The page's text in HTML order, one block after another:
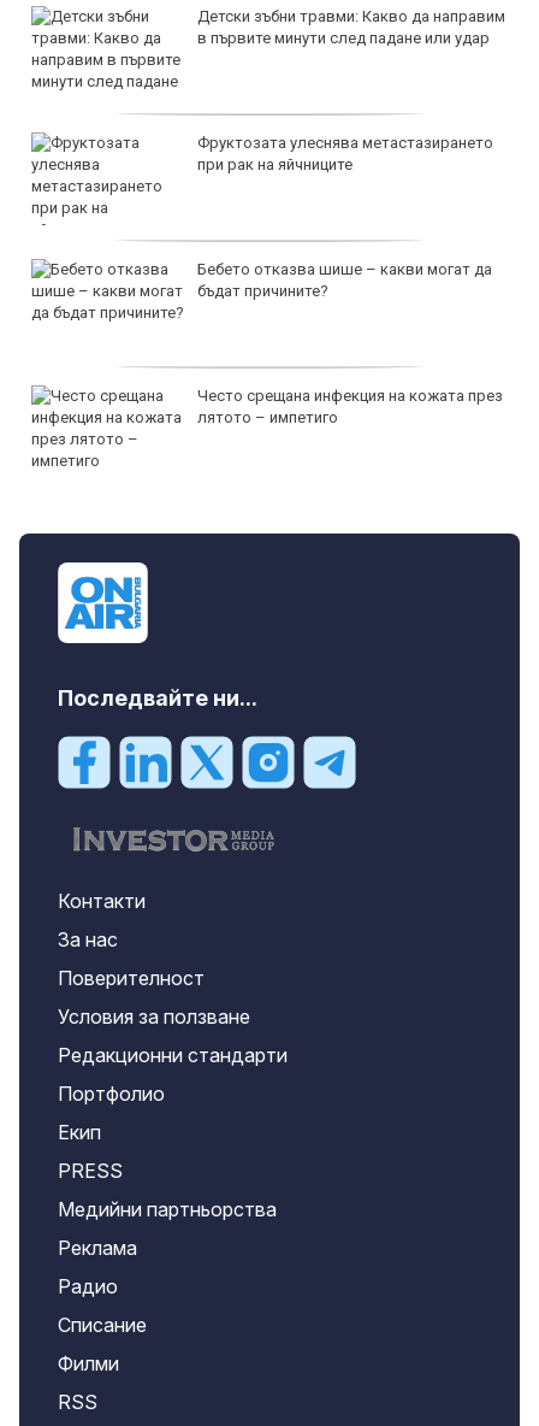
Детски зъбни травми: Какво да направим
в първите минути след падане или удар
Фруктозата улеснява метастазирането
при рак на яйчниците
Бебето отказва шише – какви могат да
бъдат причините?
Често срещана инфекция на кожата през
лятото – импетиго
Последвайте ни...
Контакти
За нас
Поверителност
Условия за ползване
Редакционни стандарти
Портфолио
Екип
PRESS
Медийни партньорства
Реклама
Радио
Списание
Филми
RSS